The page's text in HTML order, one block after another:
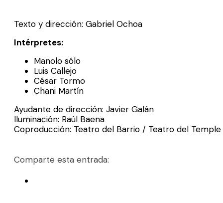
Texto y dirección: Gabriel Ochoa
Intérpretes:
Manolo sólo
Luis Callejo
César Tormo
Chani Martín
Ayudante de dirección: Javier Galán
Iluminación: Raúl Baena
Coproducción: Teatro del Barrio / Teatro del
Comparte esta entrada: